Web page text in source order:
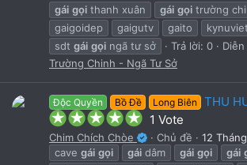
gái gọi thanh xuân gái gọi trường
gaigoidep
gaigutv gaito
kynuviet
sdt gái gọi ngã tư sở Trả lời: 0
Trường Chinh - Ngã Tư Sở
Độc Quyền Bồ Đề Long Biên THU
5
.
0
0
1 Vote
Chim Chích Chòe Chủ đề
12
cave gái gọi gái dâm gái gọi gái